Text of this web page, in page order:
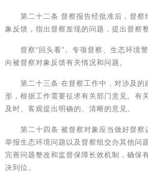
第二十二条 督察报告经批准后，督察
象反馈，指出督察发现的问题，提出督察
督察“回头看”、专项督察、生态环境警
向被督察对象反馈有关情况和问题。
第二十三条 在督察工作中，对涉及的
形，根据工作需要征求有关部门意见。有
及时、客观提出明确的、清晰的意见。
第二十四条 被督察对象应当做好督察
举报生态环境问题以及督察组交办其他问
完善问题整改和监督保障长效机制，确保
决到位。